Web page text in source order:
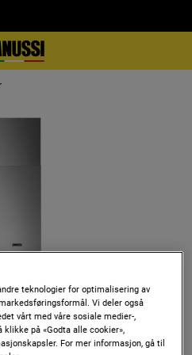
å zoome
teknologier for optimalisering av
Vi deler også
vårt med våre sosiale medier-,
klikke på «Godta alle cookier»,
For mer informasjon, gå til